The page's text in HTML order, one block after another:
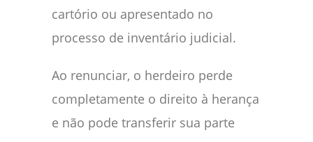
cartório ou apresentado no
processo de inventário judicial.
Ao renunciar, o herdeiro perde
completamente o direito à herança
e não pode transferir sua parte